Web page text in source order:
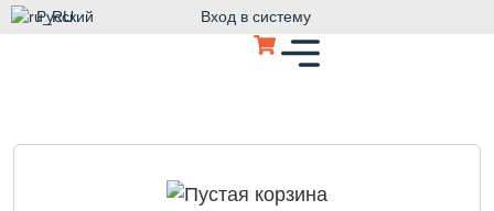
Русский Вход в систему